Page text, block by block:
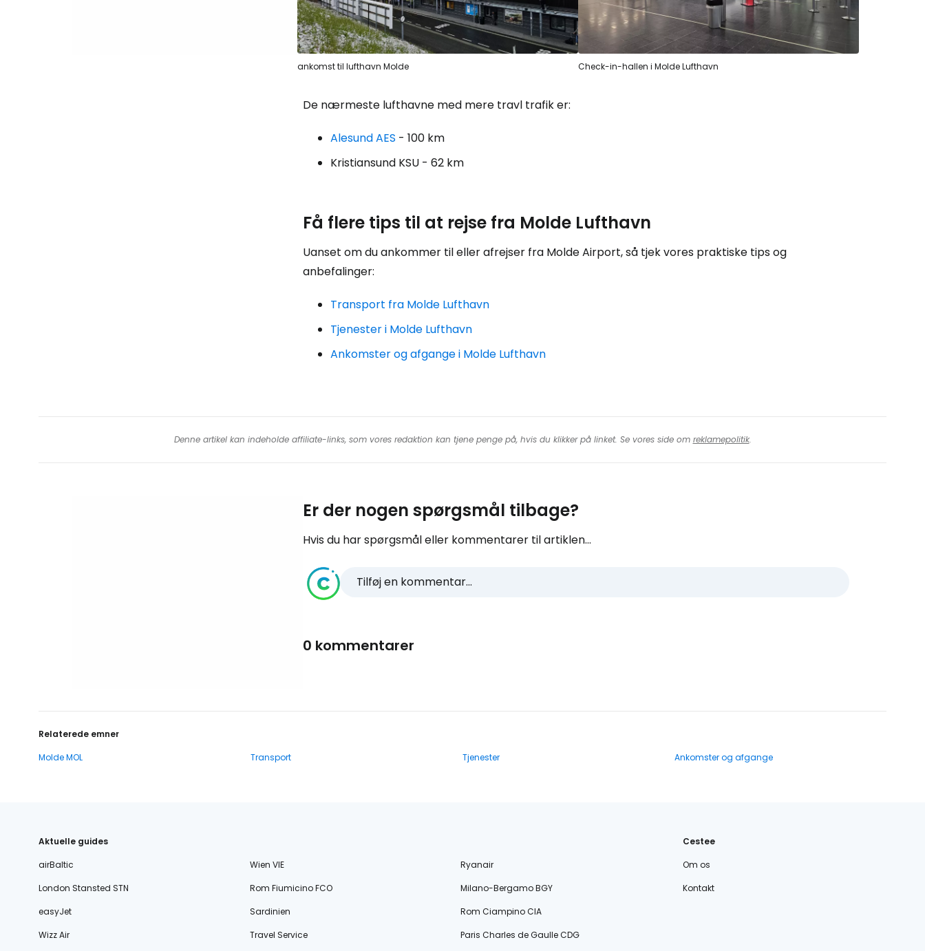
ankomst til lufthavn Molde Check-in-hallen i Molde Lufthavn
De nærmeste lufthavne med mere travl trafik er:
Alesund AES - 100 km
Kristiansund KSU - 62 km
Få flere tips til at rejse fra Molde Lufthavn
Uanset om du ankommer til eller afrejser fra Molde Airport, så tjek vores praktiske tips og
anbefalinger:
Transport fra Molde Lufthavn
Tjenester i Molde Lufthavn
Ankomster og afgange i Molde Lufthavn
Denne artikel kan indeholde affiliate-links, som vores redaktion kan tjene penge på, hvis du klikker på linket. Se vores side om reklamepolitik.
Er der nogen spørgsmål tilbage?
Hvis du har spørgsmål eller kommentarer til artiklen...
Tilføj en kommentar...
0 kommentarer
Relaterede emner
Molde MOL
Transport Tjenester Ankomster og afgange
Aktuelle guides
airBaltic
Wien VIE
Ryanair
London Stansted STN
Rom Fiumicino FCO
Milano-Bergamo BGY
easyJet
Sardinien
Rom Ciampino CIA
Wizz Air
Travel Service Paris Charles de Gaulle CDG
Cestee
Om os
Kontakt
Fortsæt med e-mail